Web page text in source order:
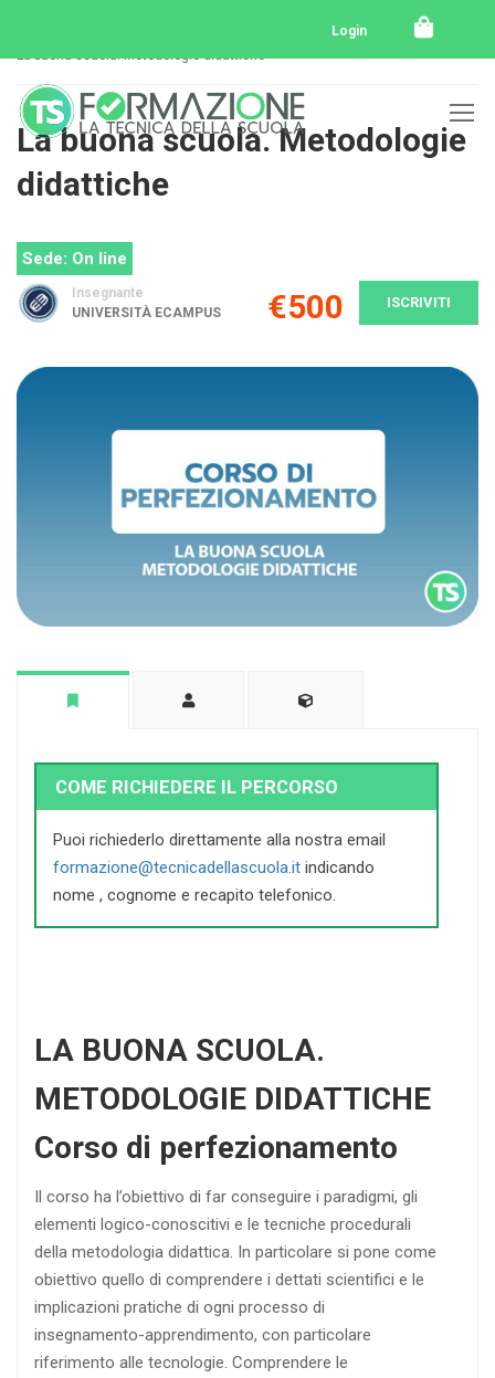
Login
La buona scuola. Metodologie didattiche
La buona scuola. Metodologie
didattiche
Sede: On line
Insegnante
UNIVERSITÀ ECAMPUS
€500 ISCRIVITI
COME RICHIEDERE IL PERCORSO
Puoi richiederlo direttamente alla nostra email
formazione@tecnicadellascuola.it indicando
nome , cognome e recapito telefonico.
LA BUONA SCUOLA.
METODOLOGIE DIDATTICHE
Corso di perfezionamento
Il corso ha l’obiettivo di far conseguire i paradigmi, gli
elementi logico-conoscitivi e le tecniche procedurali
della metodologia didattica. In particolare si pone come
obiettivo quello di comprendere i dettati scientifici e le
implicazioni pratiche di ogni processo di
insegnamento-apprendimento, con particolare
riferimento alle tecnologie. Comprendere le